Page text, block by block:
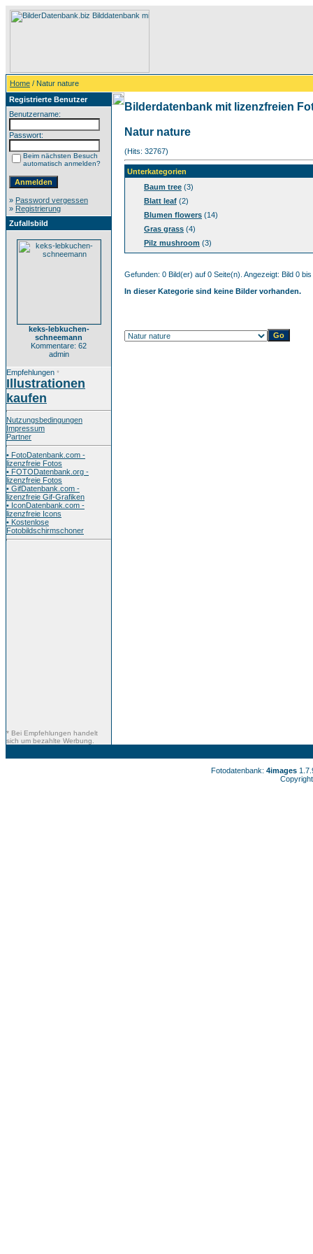
Home / Natur nature
Registrierte Benutzer
Benutzername:
Passwort:
Beim nächsten Besuch
automatisch anmelden?
» Password vergessen
» Registrierung
Zufallsbild
keks-lebkuchen-
schneemann
Kommentare: 62
admin
Empfehlungen *
Illustrationen
kaufen
Nutzungsbedingungen
Impressum
Partner
• FotoDatenbank.com -
lizenzfreie Fotos
• FOTODatenbank.org -
lizenzfreie Fotos
• GifDatenbank.com -
lizenzfreie Gif-Grafiken
• IconDatenbank.com -
lizenzfreie Icons
• Kostenlose
Fotobildschirmschoner
* Bei Empfehlungen handelt
sich um bezahlte Werbung.
Bilderdatenbank mit lizenzfreien
Natur nature
(Hits: 32767)
Unterkategorien
Baum tree (3)
Blatt leaf (2)
Blumen flowers (14)
Gras grass (4)
Pilz mushroom (3)
Gefunden: 0 Bild(er) auf 0 Seite(n). Angezeigt: Bild 0 bis
In dieser Kategorie sind keine Bilder vorhanden.
Fotodatenbank: 4images